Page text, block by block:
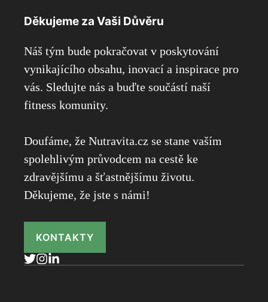
Děkujeme za Vaši Důvěru
Náš tým bude pokračovat v poskytování
vynikajícího obsahu, inovací a inspirace pro
vás. Sledujte nás a buďte součástí naší
fitness komunity.
Doufáme, že Nutravita.cz se stane vaším
spolehlivým průvodcem na cestě ke
zdravějšímu a šťastnějšímu životu.
Děkujeme, že jste s námi!
KONTAKTY